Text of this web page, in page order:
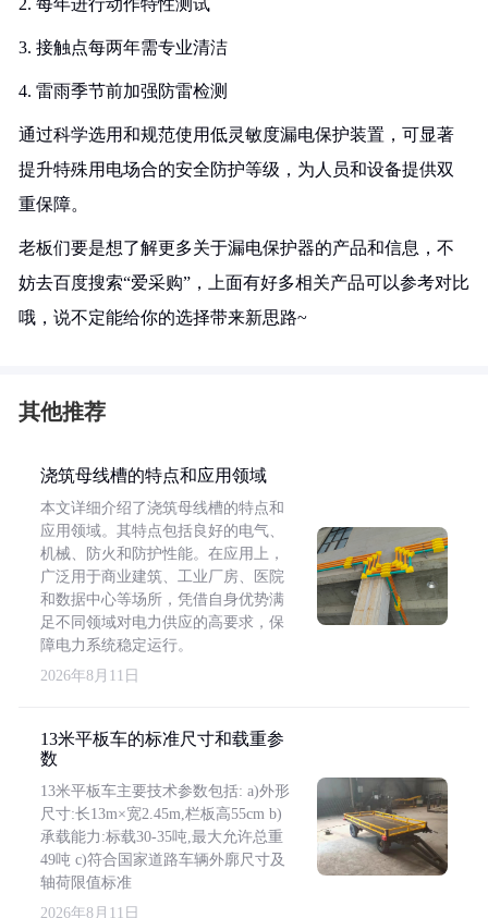
2. 每年进行动作特性测试
3. 接触点每两年需专业清洁
4. 雷雨季节前加强防雷检测
通过科学选用和规范使用低灵敏度漏电保护装置，可显著
提升特殊用电场合的安全防护等级，为人员和设备提供双
重保障。
老板们要是想了解更多关于漏电保护器的产品和信息，不
妨去百度搜索“爱采购”，上面有好多相关产品可以参考对比
哦，说不定能给你的选择带来新思路~
其他推荐
浇筑母线槽的特点和应用领域
本文详细介绍了浇筑母线槽的特点和
应用领域。其特点包括良好的电气、
机械、防火和防护性能。在应用上，
广泛用于商业建筑、工业厂房、医院
和数据中心等场所，凭借自身优势满
足不同领域对电力供应的高要求，保
障电力系统稳定运行。
2026年8月11日
13米平板车的标准尺寸和载重参
数
13米平板车主要技术参数包括: a)外形
尺寸:长13m×宽2.45m,栏板高55cm b)
承载能力:标载30-35吨,最大允许总重
49吨 c)符合国家道路车辆外廓尺寸及
轴荷限值标准
2026年8月11日